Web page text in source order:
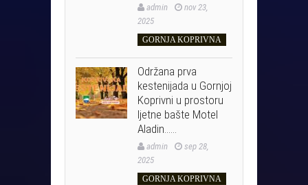
admin
nov 23,
2025
GORNJA KOPRIVNA
Održana prva
kestenijada u Gornjoj
Koprivni u prostoru
ljetne bašte Motel
Aladin……
admin
sep 28,
2025
GORNJA KOPRIVNA